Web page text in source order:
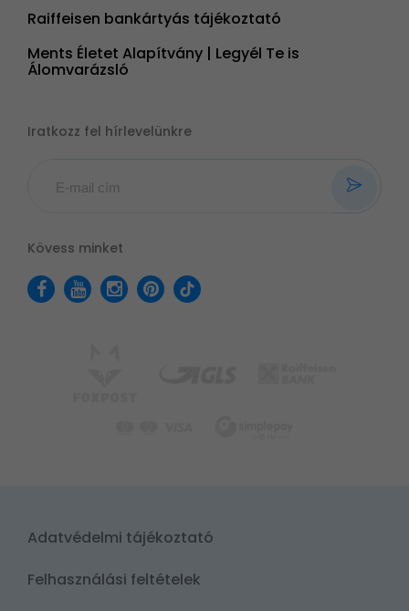
Raiffeisen bankártyás tájékoztató
Ments Életet Alapítvány | Legyél Te is
Álomvarázsló
Iratkozz fel hírlevelünkre
Kövess minket
Adatvédelmi tájékoztató
Felhasználási feltételek